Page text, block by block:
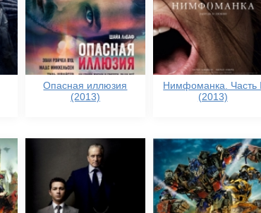
Опасная иллюзия
(2013)
Нимфоманка. Часть I
(2013)